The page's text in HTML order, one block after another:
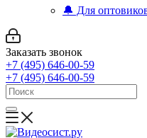
🔔 Для
Заказать звонок
+7 (495) 646-00-59
+7 (495) 646-00-59